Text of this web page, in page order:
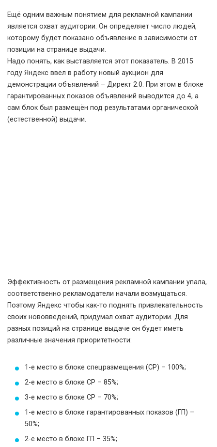
Ещё одним важным понятием для рекламной кампании
является охват аудитории. Он определяет число людей,
которому будет показано объявление в зависимости от
позиции на странице выдачи.
Надо понять, как выставляется этот показатель. В 2015
году Яндекс ввёл в работу новый аукцион для
демонстрации объявлений – Директ 2.0. При этом в блоке
гарантированных показов объявлений выводится до 4, а
сам блок был размещён под результатами органической
(естественной) выдачи.
Эффективность от размещения рекламной кампании упала,
соответственно рекламодатели начали возмущаться.
Поэтому Яндекс чтобы как-то поднять привлекательность
своих нововведений, придумал охват аудитории. Для
разных позиций на странице выдаче он будет иметь
различные значения приоритетности:
1-е место в блоке спецразмещения (СР) – 100%;
2-е место в блоке СР – 85%;
3-е место в блоке СР – 70%;
1-е место в блоке гарантированных показов (ГП) –
50%;
2-е место в блоке ГП – 35%;